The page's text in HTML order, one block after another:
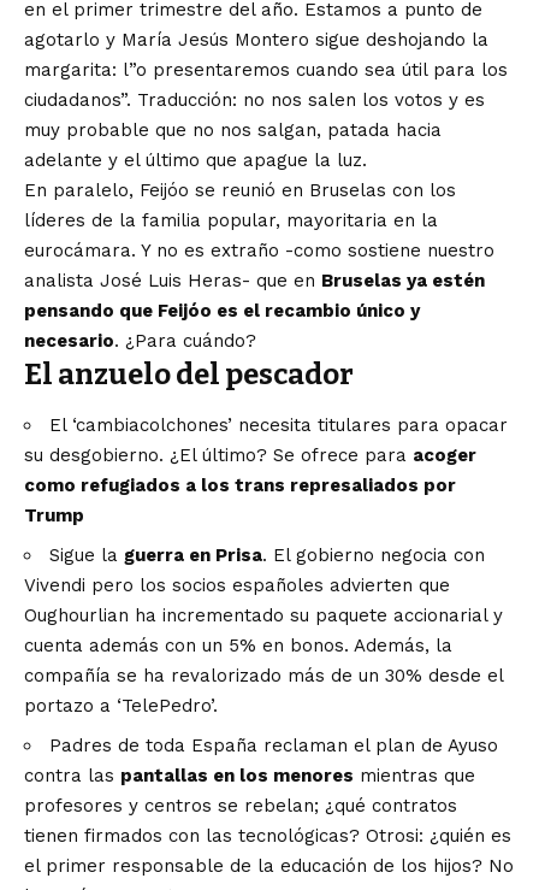
en el primer trimestre del año. Estamos a punto de
agotarlo y María Jesús Montero sigue deshojando la
margarita: l”o presentaremos cuando sea útil para los
ciudadanos”. Traducción: no nos salen los votos y es
muy probable que no nos salgan, patada hacia
adelante y el último que apague la luz.
En paralelo, Feijóo se reunió en Bruselas con los
líderes de la familia popular, mayoritaria en la
eurocámara. Y no es extraño -como sostiene nuestro
analista José Luis Heras- que en Bruselas ya estén
pensando que Feijóo es el recambio único y
necesario. ¿Para cuándo?
El anzuelo del pescador
El ‘cambiacolchones’ necesita titulares para opacar
su desgobierno. ¿El último? Se ofrece para acoger
como refugiados a los trans represaliados por
Trump
Sigue la guerra en Prisa. El gobierno negocia con
Vivendi pero los socios españoles advierten que
Oughourlian ha incrementado su paquete accionarial y
cuenta además con un 5% en bonos. Además, la
compañía se ha revalorizado más de un 30% desde el
portazo a ‘TelePedro’.
Padres de toda España reclaman el plan de Ayuso
contra las pantallas en los menores mientras que
profesores y centros se rebelan; ¿qué contratos
tienen firmados con las tecnológicas? Otrosi: ¿quién es
el primer responsable de la educación de los hijos? No